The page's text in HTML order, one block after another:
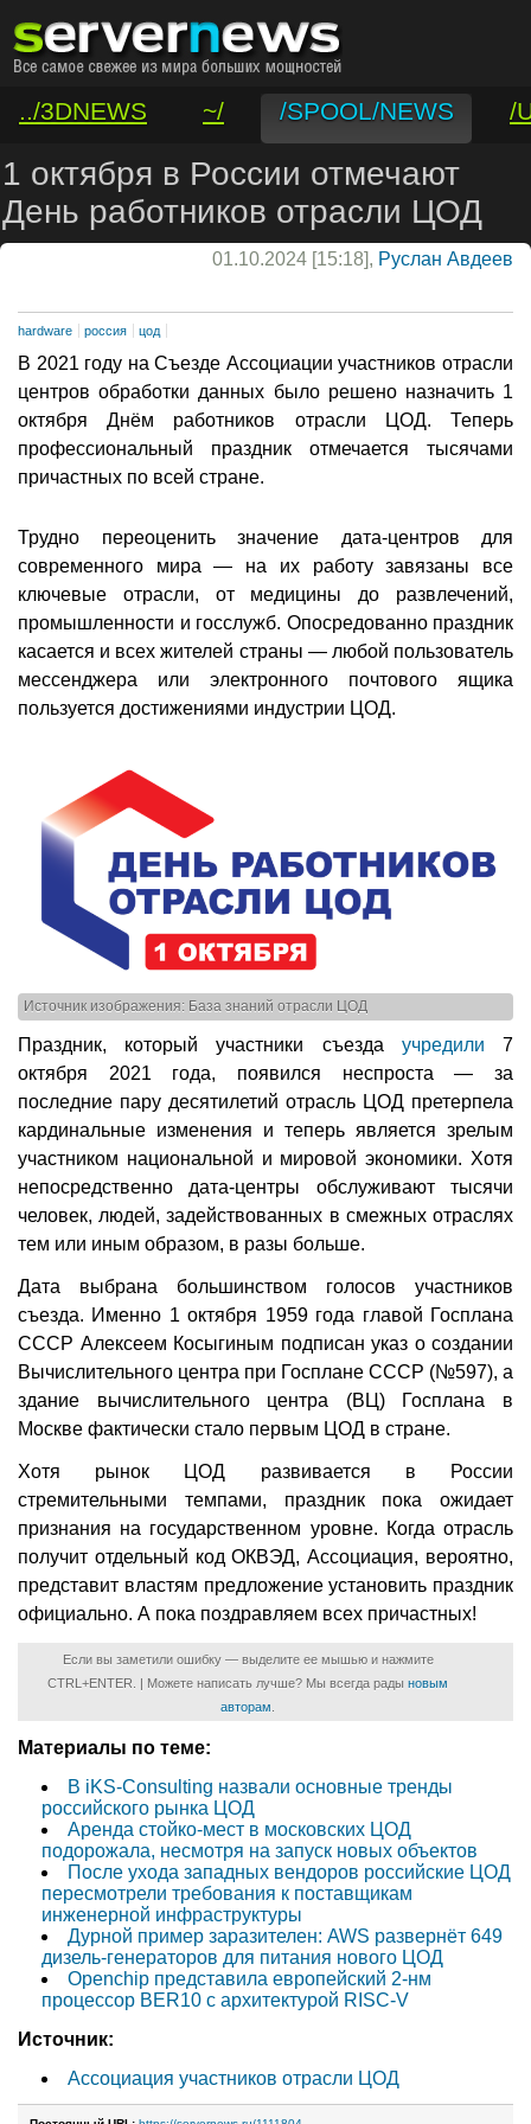
../3DNEWS ~/ /SPOOL/NEWS
/
/VAR/CONTACT
1 октября в России отмечают
День работников отрасли ЦОД
01.10.2024 [15:18], Руслан Авдеев
hardware россия цод
В 2021 году на Съезде Ассоциации участников отрасли
центров обработки данных было решено назначить 1
октября Днём работников отрасли ЦОД. Теперь
профессиональный праздник отмечается тысячами
причастных по всей стране.
Трудно переоценить значение дата-центров для
современного мира — на их работу завязаны все
ключевые отрасли, от медицины до развлечений,
промышленности и госслужб. Опосредованно праздник
касается и всех жителей страны — любой пользователь
мессенджера или электронного почтового ящика
пользуется достижениями индустрии ЦОД.
Источник изображения: База знаний отрасли ЦОД
Праздник, который участники съезда учредили 7
октября 2021 года, появился неспроста — за
последние пару десятилетий отрасль ЦОД претерпела
кардинальные изменения и теперь является зрелым
участником национальной и мировой экономики. Хотя
непосредственно дата-центры обслуживают тысячи
человек, людей, задействованных в смежных отраслях
тем или иным образом, в разы больше.
Дата выбрана большинством голосов участников
съезда. Именно 1 октября 1959 года главой Госплана
СССР Алексеем Косыгиным подписан указ о создании
Вычислительного центра при Госплане СССР (№597), а
здание вычислительного центра (ВЦ) Госплана в
Москве фактически стало первым ЦОД в стране.
Хотя рынок ЦОД развивается в России
стремительными темпами, праздник пока ожидает
признания на государственном уровне. Когда отрасль
получит отдельный код ОКВЭД, Ассоциация, вероятно,
представит властям предложение установить праздник
официально. А пока поздравляем всех причастных!
Если вы заметили ошибку — выделите ее мышью и нажмите
CTRL+ENTER. | Можете написать лучше? Мы всегда рады новым
авторам
Материалы по теме:
В iKS-Consulting назвали основные тренды
российского рынка ЦОД
Аренда стойко-мест в московских ЦОД
подорожала, несмотря на запуск новых объектов
После ухода западных вендоров российские ЦОД
пересмотрели требования к поставщикам
инженерной инфраструктуры
Дурной пример заразителен: AWS развернёт 649
дизель-генераторов для питания нового ЦОД
Openchip представила европейский 2-нм
процессор BER10 с архитектурой RISC-V
Источник:
Ассоциация участников отрасли ЦОД